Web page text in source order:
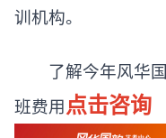
训机构。
了解今年风华国
班费用点击咨询